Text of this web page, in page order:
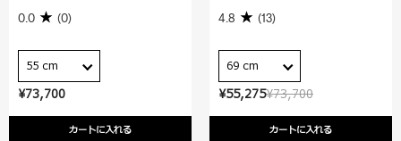
¥73,700
カートに入れる
0.0 (0)
55 cm
¥73,700
¥55,275
カートに入れる
4.8 (13)
69 cm